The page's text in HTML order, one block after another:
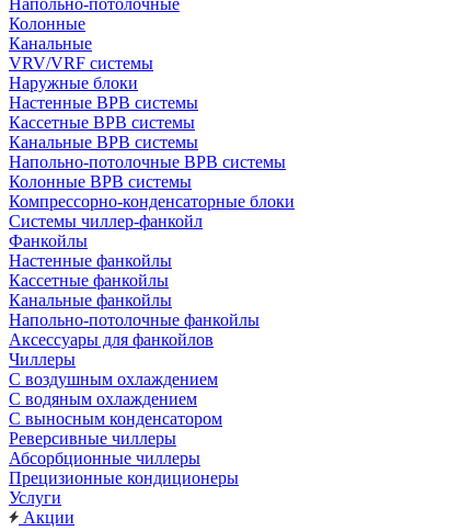
Напольно-потолочные
Колонные
Канальные
VRV/VRF системы
Наружные блоки
Настенные ВРВ системы
Кассетные ВРВ системы
Канальные ВРВ системы
Напольно-потолочные ВРВ системы
Колонные ВРВ системы
Компрессорно-конденсаторные блоки
Системы чиллер-фанкойл
Фанкойлы
Настенные фанкойлы
Кассетные фанкойлы
Канальные фанкойлы
Напольно-потолочные фанкойлы
Аксессуары для фанкойлов
Чиллеры
С воздушным охлаждением
С водяным охлаждением
С выносным конденсатором
Реверсивные чиллеры
Абсорбционные чиллеры
Прецизионные кондиционеры
Услуги
Акции